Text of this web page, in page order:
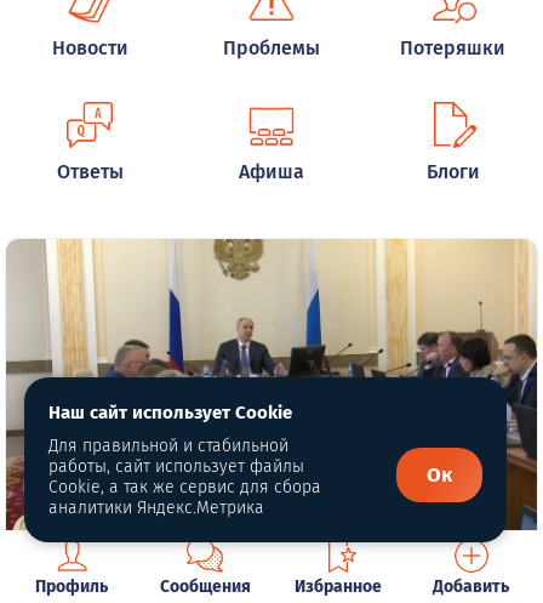
Новости Проблемы Потеряшки
Ответы Афиша Блоги
С 19 июня в Свердловской области
Профиль Сообщения Избранное Добавить
Наш сайт использует Cookie
Для правильной и стабильной
работы, сайт использует файлы
Cookie, а так же сервис для сбора
аналитики Яндекс.Метрика
Ок